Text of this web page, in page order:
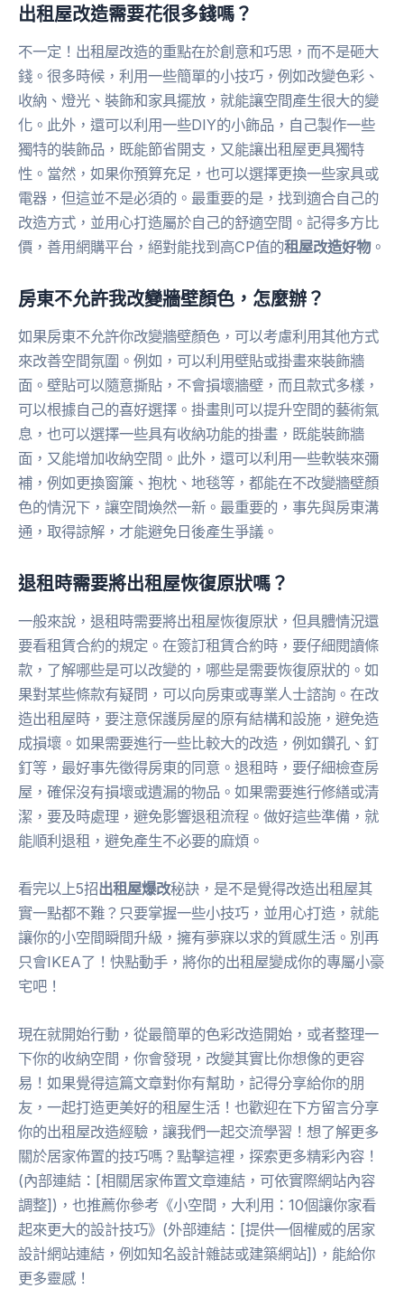
出租屋改造需要花很多錢嗎？
不一定！出租屋改造的重點在於創意和巧思，而不是砸大
錢。很多時候，利用一些簡單的小技巧，例如改變色彩、
收納、燈光、裝飾和家具擺放，就能讓空間產生很大的變
化。此外，還可以利用一些DIY的小飾品，自己製作一些
獨特的裝飾品，既能節省開支，又能讓出租屋更具獨特
性。當然，如果你預算充足，也可以選擇更換一些家具或
電器，但這並不是必須的。最重要的是，找到適合自己的
改造方式，並用心打造屬於自己的舒適空間。記得多方比
價，善用網購平台，絕對能找到高CP值的租屋改造好物。
房東不允許我改變牆壁顏色，怎麼辦？
如果房東不允許你改變牆壁顏色，可以考慮利用其他方式
來改善空間氛圍。例如，可以利用壁貼或掛畫來裝飾牆
面。壁貼可以隨意撕貼，不會損壞牆壁，而且款式多樣，
可以根據自己的喜好選擇。掛畫則可以提升空間的藝術氣
息，也可以選擇一些具有收納功能的掛畫，既能裝飾牆
面，又能增加收納空間。此外，還可以利用一些軟裝來彌
補，例如更換窗簾、抱枕、地毯等，都能在不改變牆壁顏
色的情況下，讓空間煥然一新。最重要的，事先與房東溝
通，取得諒解，才能避免日後產生爭議。
退租時需要將出租屋恢復原狀嗎？
一般來說，退租時需要將出租屋恢復原狀，但具體情況還
要看租賃合約的規定。在簽訂租賃合約時，要仔細閱讀條
款，了解哪些是可以改變的，哪些是需要恢復原狀的。如
果對某些條款有疑問，可以向房東或專業人士諮詢。在改
造出租屋時，要注意保護房屋的原有結構和設施，避免造
成損壞。如果需要進行一些比較大的改造，例如鑽孔、釘
釘等，最好事先徵得房東的同意。退租時，要仔細檢查房
屋，確保沒有損壞或遺漏的物品。如果需要進行修繕或清
潔，要及時處理，避免影響退租流程。做好這些準備，就
能順利退租，避免產生不必要的麻煩。
看完以上5招出租屋爆改秘訣，是不是覺得改造出租屋其
實一點都不難？只要掌握一些小技巧，並用心打造，就能
讓你的小空間瞬間升級，擁有夢寐以求的質感生活。別再
只會IKEA了！快點動手，將你的出租屋變成你的專屬小豪
宅吧！
現在就開始行動，從最簡單的色彩改造開始，或者整理一
下你的收納空間，你會發現，改變其實比你想像的更容
易！如果覺得這篇文章對你有幫助，記得分享給你的朋
友，一起打造更美好的租屋生活！也歡迎在下方留言分享
你的出租屋改造經驗，讓我們一起交流學習！想了解更多
關於居家佈置的技巧嗎？點擊這裡，探索更多精彩內容！
(內部連結：[相關居家佈置文章連結，可依實際網站內容
調整])，也推薦你參考《小空間，大利用：10個讓你家看
起來更大的設計技巧》(外部連結：[提供一個權威的居家
設計網站連結，例如知名設計雜誌或建築網站])，能給你
更多靈感！